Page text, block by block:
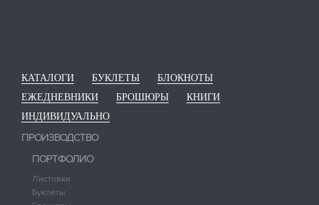
КАТАЛОГИ БУКЛЕТЫ
БЛОКНОТЫ
ЕЖЕДНЕВНИКИ
БРОШЮРЫ
КНИГИ
ИНДИВИДУАЛЬНО
ПРОИЗВОДСТВО
ПОРТФОЛИО
Листовки
Буклеты